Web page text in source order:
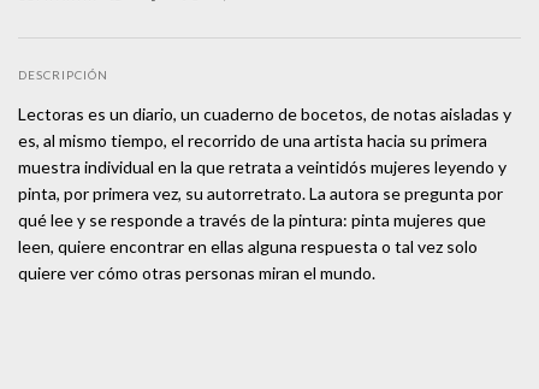
DESCRIPCIÓN
Lectoras es un diario, un cuaderno de bocetos, de notas aisladas y
es, al mismo tiempo, el recorrido de una artista hacia su primera
muestra individual en la que retrata a veintidós mujeres leyendo y
pinta, por primera vez, su autorretrato. La autora se pregunta por
qué lee y se responde a través de la pintura: pinta mujeres que
leen, quiere encontrar en ellas alguna respuesta o tal vez solo
quiere ver cómo otras personas miran el mundo.